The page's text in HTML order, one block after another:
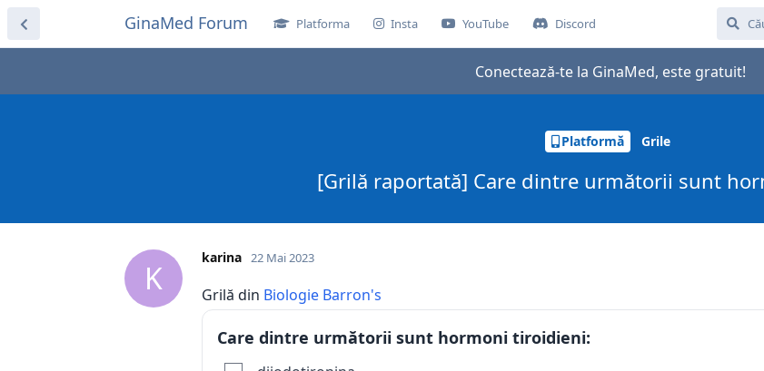
GinaMed Forum Platforma Insta YouTube Discord
Conectează-te la GinaMed, este gratuit!
Platformă Grile
[Grilă raportată] Care dintre următorii sunt
K
karina 22 Mai 2023